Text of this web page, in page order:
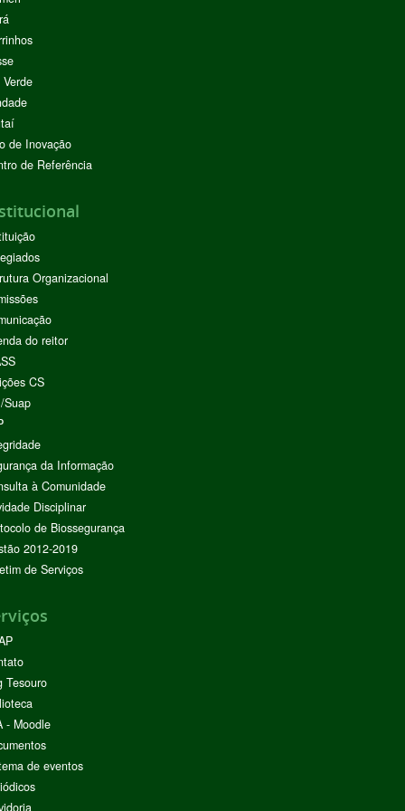
de Inovação
de Referência
Organizacional
do reitor
CS
Suap
da Informação
à Comunidade
Disciplinar
de Biossegurança
2012-2019
de Serviços
Tesouro
- Moodle
de eventos